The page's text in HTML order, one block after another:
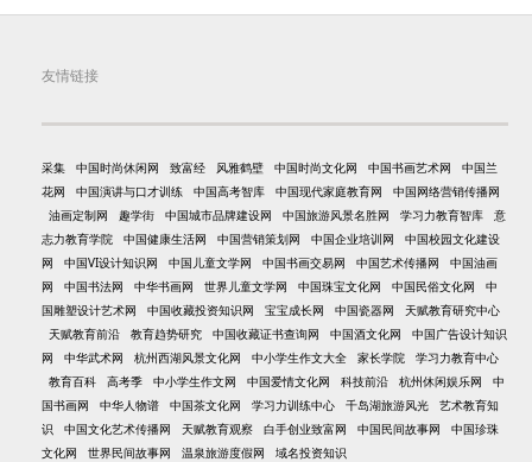
友情链接
采集 中国时尚休闲网 致富经 风雅鹤壁 中国时尚文化网 中国书画艺术网
中国兰
花网
中国演讲与口才训练 中国高考智库 中国现代家庭教育网
中国网络营销传播网
油画定制网
趣学街 中国城市品牌建设网 中国旅游风景名胜网 学习力教育智库
意
志力教育学院
中国健康生活网 中国营销策划网 中国企业培训网
中国校园文化建设
网
中国VI设计知识网 中国儿童文学网 中国书画交易网 中国艺术传播网
中国油画
网
中国书法网 中华书画网 世界儿童文学网 中国珠宝文化网 中国民俗文化网
中
国雕塑设计艺术网
中国收藏投资知识网 宝宝成长网 中国瓷器网
天赋教育研究中心
天赋教育前沿
教育趋势研究 中国收藏证书查询网 中国酒文化网
中国广告设计知识
网
中华武术网 杭州西湖风景文化网 中小学生作文大全 家长学院
学习力教育中心
教育百科
高考季 中小学生作文网 中国爱情文化网 科技前沿 杭州休闲娱乐网
中
国书画网
中华人物谱 中国茶文化网 学习力训练中心 千岛湖旅游风光
艺术教育知
识
中国文化艺术传播网 天赋教育观察 白手创业致富网 中国民间故事网
中国珍珠
文化网
世界民间故事网 温泉旅游度假网 域名投资知识